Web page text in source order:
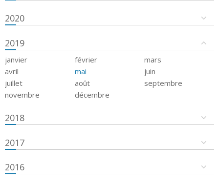
2020
2019
janvier février
mars
avril
mai
juin
juillet
août
septembre
novembre
décembre
2018
2017
2016